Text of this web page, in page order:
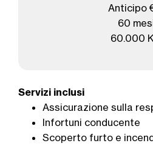
Anticipo
60
60.000
Servizi inclusi
Assicurazione sulla
Infortuni conducente
Scoperto furto e